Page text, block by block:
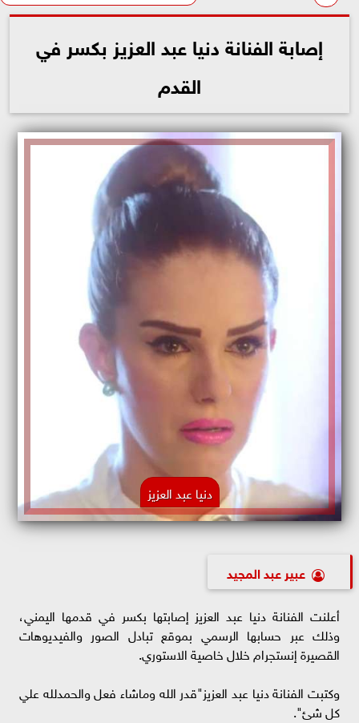
إصابة الفنانة دنيا عبد العزيز بكسر في
القدم
دنيا عبد العزيز
عبير عبد المجيد
أعلنت الفنانة دنيا عبد العزيز إصابتها بكسر في قدمها اليمني،
وذلك عبر حسابها الرسمي بموقع تبادل الصور والفيديوهات
القصيرة إنستجرام خلال خاصية الاستوري.
وكتبت الفنانة دنيا عبد العزيز"قدر الله وماشاء فعل والحمدلله علي
كل شئ".